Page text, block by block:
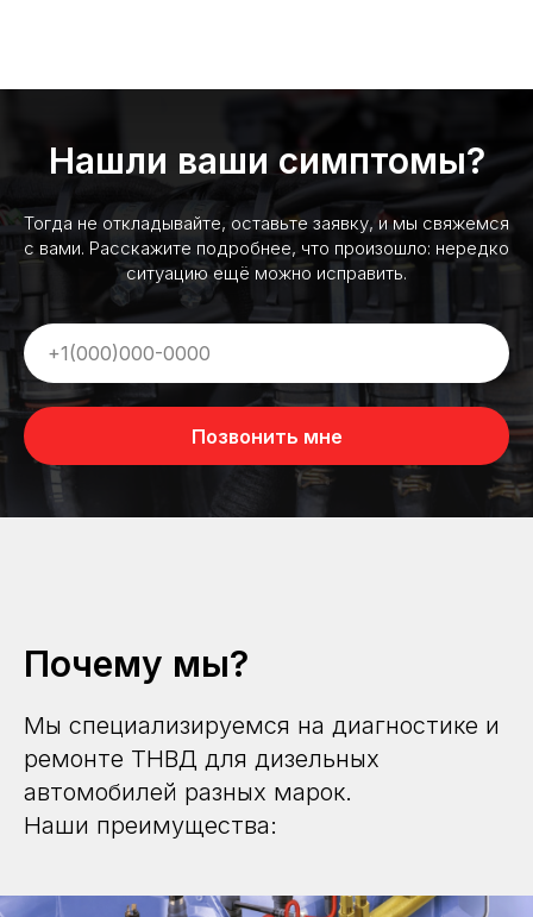
Нашли ваши симптомы?
Тогда не откладывайте, оставьте заявку, и мы свяжемся
с вами. Расскажите подробнее, что произошло: нередко
ситуацию ещё можно исправить.
Позвонить мне
Почему мы?
Мы специализируемся на диагностике и
ремонте ТНВД для дизельных
автомобилей разных марок.
Наши преимущества: